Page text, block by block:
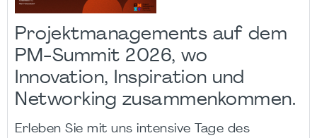
Projektmanagements auf dem
PM-Summit 2026, wo
Innovation, Inspiration und
Networking zusammenkommen.
Erleben Sie mit uns intensive Tage des